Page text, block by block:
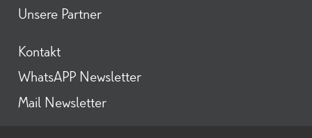
Unsere Partner
Kontakt
WhatsAPP Newsletter
Mail Newsletter
Ausstellungsstücke aus unserem Showroom-